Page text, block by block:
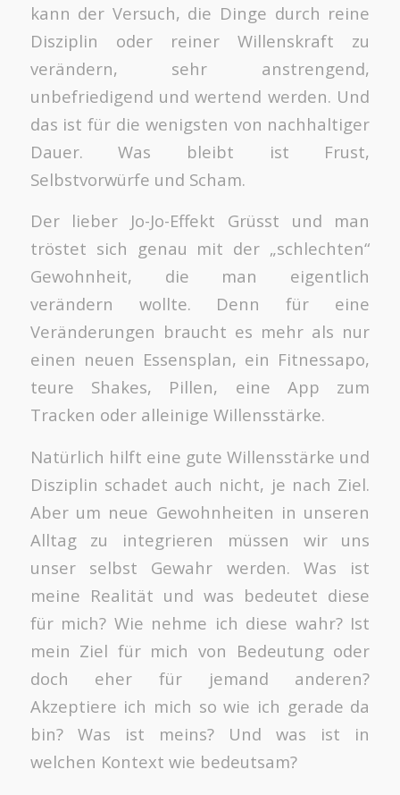
kann der Versuch, die Dinge durch reine
Disziplin oder reiner Willenskraft zu
verändern, sehr anstrengend,
unbefriedigend und wertend werden. Und
das ist für die wenigsten von nachhaltiger
Dauer. Was bleibt ist Frust,
Selbstvorwürfe und Scham.
Der lieber Jo-Jo-Effekt Grüsst und man
tröstet sich genau mit der „schlechten“
Gewohnheit, die man eigentlich
verändern wollte. Denn für eine
Veränderungen braucht es mehr als nur
einen neuen Essensplan, ein Fitnessapo,
teure Shakes, Pillen, eine App zum
Tracken oder alleinige Willensstärke.
Natürlich hilft eine gute Willensstärke und
Disziplin schadet auch nicht, je nach Ziel.
Aber um neue Gewohnheiten in unseren
Alltag zu integrieren müssen wir uns
unser selbst Gewahr werden. Was ist
meine Realität und was bedeutet diese
für mich? Wie nehme ich diese wahr? Ist
mein Ziel für mich von Bedeutung oder
doch eher für jemand anderen?
Akzeptiere ich mich so wie ich gerade da
bin? Was ist meins? Und was ist in
welchen Kontext wie bedeutsam?